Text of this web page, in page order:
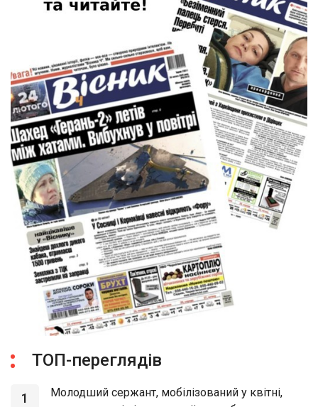
ТОП-переглядів
1
Молодший сержант, мобілізований у квітні,